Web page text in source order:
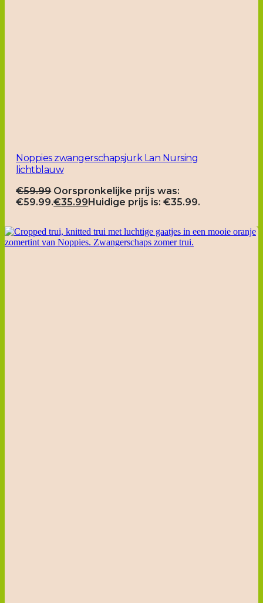
Noppies zwangerschapsjurk Lan Nursing
lichtblauw
€59.99 Oorspronkelijke prijs was:
€59.99.€35.99Huidige prijs is: €35.99.